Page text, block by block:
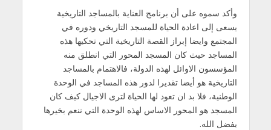
وأكد سموه على أن برنامج العناية بالمساجد التاريخية
يسعى إلى اعادة الحياة للمسجد التاريخي ودوره في
المجتمع وايضا إبراز القصة التاريخية التي تحكيها هذه
المساجد حيث كان المسجد المحور التي انطلق منه
المؤسسون الاوائل لهذه الدولة، فالاهتمام بالمساجد
التاريخية هو أيضا تقديرا لدور هذه المساجد في الوحدة
الوطنية، فلا بد ان تعود لها الحياة لترى الاجيال كيف كان
المسجد هو المحور الاساس لهذه الوحدة التي ننعم بخيرها
بفضل الله.